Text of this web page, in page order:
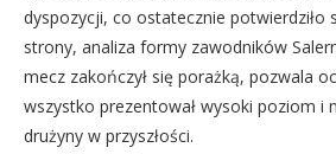
dyspozycji, co ostatecznie potwierdziło
strony, analiza formy zawodników
mecz zakończył się porażką, pozwala
wszystko prezentował wysoki poziom i
drużyny w przyszłości.